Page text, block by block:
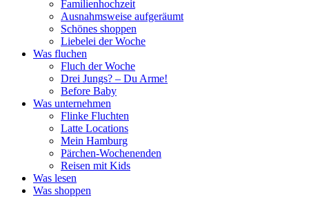
Familienhochzeit
Ausnahmsweise aufgeräumt
Schönes shoppen
Liebelei der Woche
Was fluchen
Fluch der Woche
Drei Jungs? – Du Arme!
Before Baby
Was unternehmen
Flinke Fluchten
Latte Locations
Mein Hamburg
Pärchen-Wochenenden
Reisen mit Kids
Was lesen
Was shoppen